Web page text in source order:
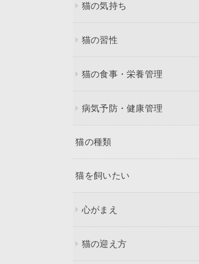
猫の気持ち
猫の習性
猫の食事・栄養管理
病気予防・健康管理
猫の種類
猫を飼いたい
心がまえ
猫の迎え方